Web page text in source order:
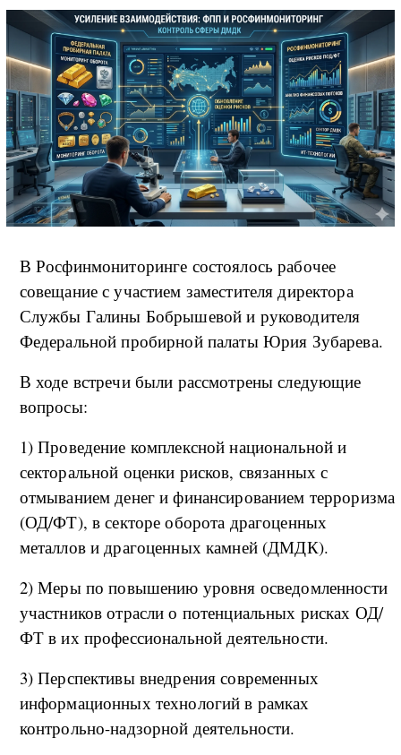
В Росфинмониторинге состоялось рабочее
совещание с участием заместителя директора
Службы Галины Бобрышевой и руководителя
Федеральной пробирной палаты Юрия Зубарева.
В ходе встречи были рассмотрены следующие
вопросы:
1) Проведение комплексной национальной и
секторальной оценки рисков, связанных с
отмыванием денег и финансированием терроризма
(ОД/ФТ), в секторе оборота драгоценных
металлов и драгоценных камней (ДМДК).
2) Меры по повышению уровня осведомленности
участников отрасли о потенциальных рисках ОД/
ФТ в их профессиональной деятельности.
3) Перспективы внедрения современных
информационных технологий в рамках
контрольно-надзорной деятельности.